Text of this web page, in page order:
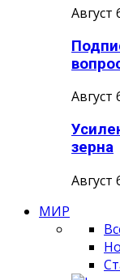
Август
Август
зерна
Август
МИР